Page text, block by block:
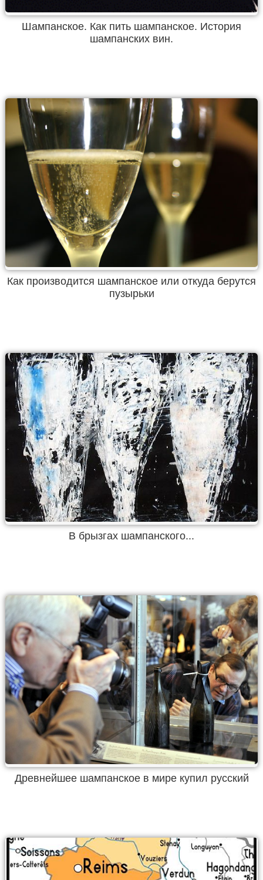
Шампанское. Как пить шампанское. История
шампанских вин.
Как производится шампанское или откуда берутся
пузырьки
В брызгах шампанского...
Древнейшее шампанское в мире купил русский